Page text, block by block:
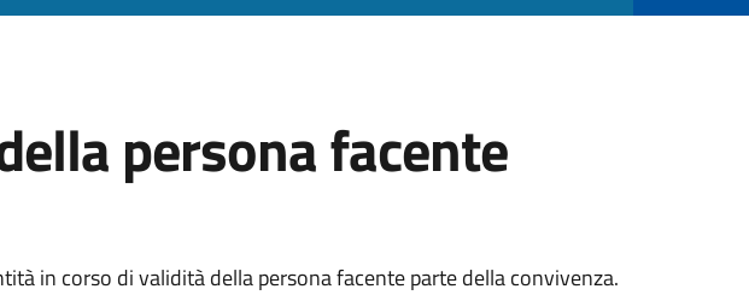
persona facente
in corso di validità della persona facente parte della convivenza.